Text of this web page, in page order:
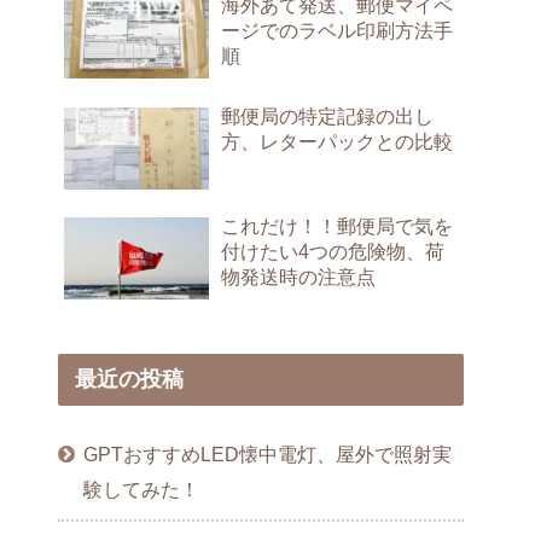
海外あて発送、郵便マイペ
ージでのラベル印刷方法手
順
郵便局の特定記録の出し
方、レターパックとの比較
これだけ！！郵便局で気を
付けたい4つの危険物、荷
物発送時の注意点
最近の投稿
GPTおすすめLED懐中電灯、屋外で照射実
験してみた！